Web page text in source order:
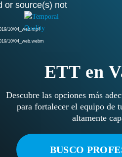
Reproductor
vídeo
or source(s) not
10/04_web.mp4
10/04_web.webm
ETT en
Descubre las opciones más
para fortalecer el equipo de
altamente
BUSCO